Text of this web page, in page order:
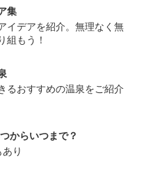
集
イデアを紹介。無理なく無
組もう！
るおすすめの温泉をご紹介
からいつまで？
り